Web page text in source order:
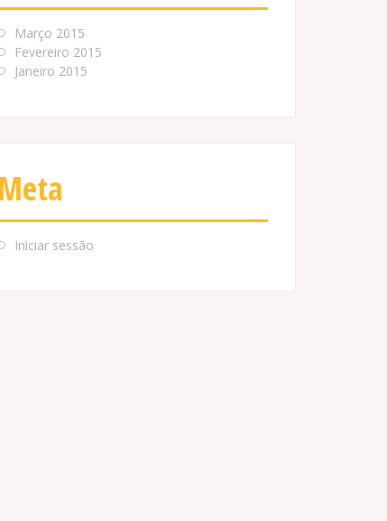
Março 2015
Fevereiro 2015
Janeiro 2015
Meta
Iniciar sessão